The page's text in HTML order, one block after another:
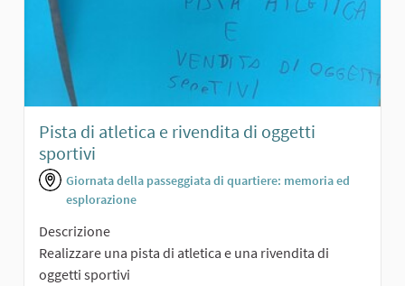
Pista di atletica e rivendita di oggetti
sportivi
Giornata della passeggiata di quartiere: memoria ed
esplorazione
Descrizione
Realizzare una pista di atletica e una rivendita di
oggetti sportivi